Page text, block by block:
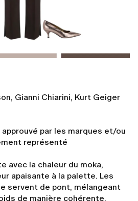
Gianni Chiarini, Kurt Geiger
par les marques et/ou
représenté
avec la chaleur du moka,
apaisante à la palette. Les
servent de pont, mélangeant
de manière cohérente.